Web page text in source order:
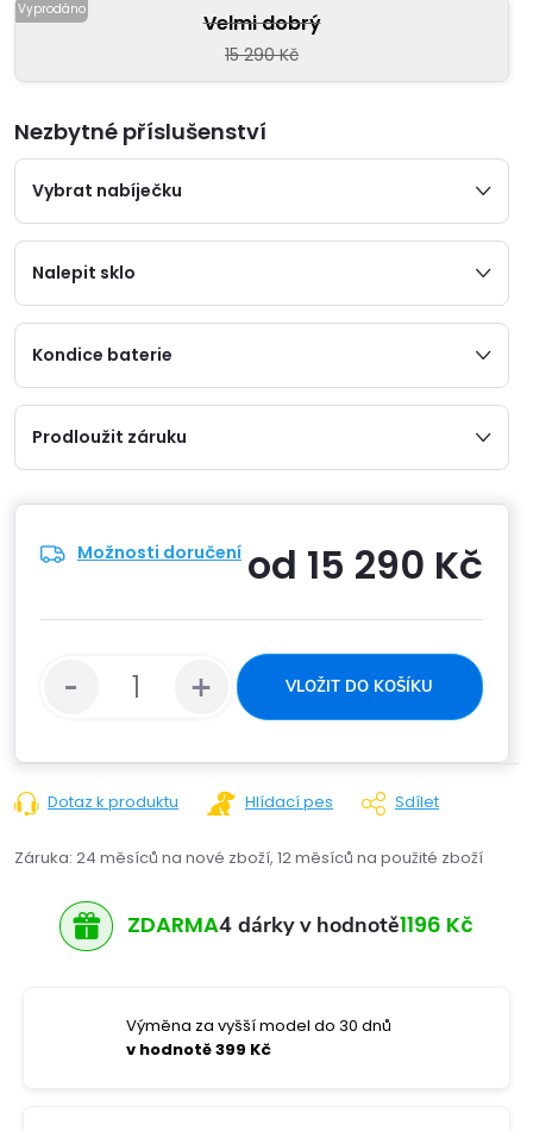
Velmi dobrý
15 290 Kč
Nezbytné příslušenství
Vybrat nabíječku
Nalepit sklo
Kondice baterie
Prodloužit záruku
Možnosti doručení od 15 290 Kč
VLOŽIT DO KOŠÍKU
Dotaz k produktu Hlídací pes Sdílet
Záruka: 24 měsíců na nové zboží, 12 měsíců na použité zboží
ZDARMA4 dárky v hodnotě1196 Kč
Výměna za vyšší model do 30 dnů
v hodnotě 399 Kč